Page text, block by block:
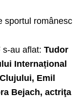
sportul românesc
s-au aflat: Tudor
Internațional
Emil
Bejach, actriţa